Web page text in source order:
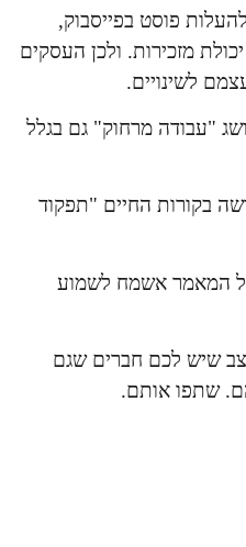
פוסט בפייסבוק,
מזכירות. ולכן העסקים
לשינויים.
"עבודה מרחוק" גם בגלל
בקורות החיים "תפקוד
המאמר אשמח לשמוע
שיש לכם חברים שגם
שתפו אותם.